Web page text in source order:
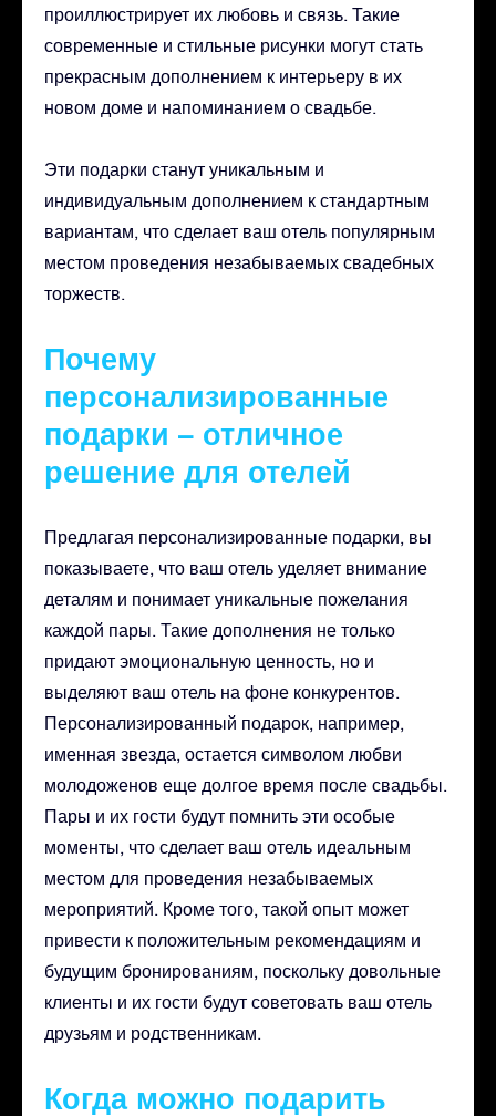
проиллюстрирует их любовь и связь. Такие
современные и стильные рисунки могут стать
прекрасным дополнением к интерьеру в их
новом доме и напоминанием о свадьбе.
Эти подарки станут уникальным и
индивидуальным дополнением к стандартным
вариантам, что сделает ваш отель популярным
местом проведения незабываемых свадебных
торжеств.
Почему
персонализированные
подарки – отличное
решение для отелей
Предлагая персонализированные подарки, вы
показываете, что ваш отель уделяет внимание
деталям и понимает уникальные пожелания
каждой пары. Такие дополнения не только
придают эмоциональную ценность, но и
выделяют ваш отель на фоне конкурентов.
Персонализированный подарок, например,
именная звезда, остается символом любви
молодоженов еще долгое время после свадьбы.
Пары и их гости будут помнить эти особые
моменты, что сделает ваш отель идеальным
местом для проведения незабываемых
мероприятий. Кроме того, такой опыт может
привести к положительным рекомендациям и
будущим бронированиям, поскольку довольные
клиенты и их гости будут советовать ваш отель
друзьям и родственникам.
Когда можно подарить